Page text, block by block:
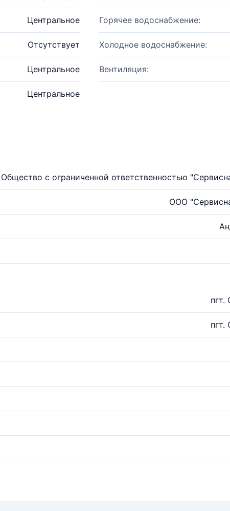
Центральное Горячее водоснабжение:
Отсутствует Холодное водоснабжение:
Центральное Вентиляция:
Центральное
Общество с ограниченной ответственностью
ООО
пгт.
пгт.